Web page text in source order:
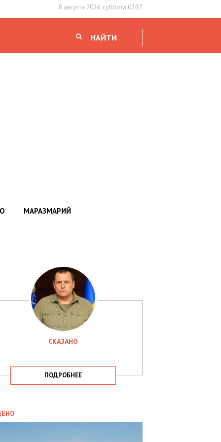
8 августа 2026, суббота 07:17
НАЙТИ
МАРАЗМАРИЙ
СКАЗАНО
ПОДРОБНЕЕ